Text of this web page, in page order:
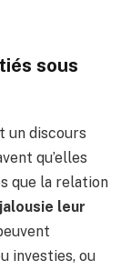
sous
un discours
qu’elles
que la relation
leur
investies, ou